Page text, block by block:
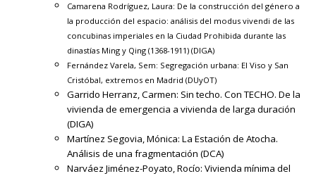
Camarena Rodríguez, Laura: De la construcción del género a
la producción del espacio: análisis del modus vivendi de las
concubinas imperiales en la Ciudad Prohibida durante las
dinastías Ming y Qing (1368-1911) (DIGA)
Fernández Varela, Sem: Segregación urbana: El Viso y San
Cristóbal, extremos en Madrid (DUyOT)
Garrido Herranz, Carmen: Sin techo. Con TECHO. De la
vivienda de emergencia a vivienda de larga duración
(DIGA)
Martínez Segovia, Mónica: La Estación de Atocha.
Análisis de una fragmentación (DCA)
Narváez Jiménez-Poyato, Rocío: Vivienda mínima del